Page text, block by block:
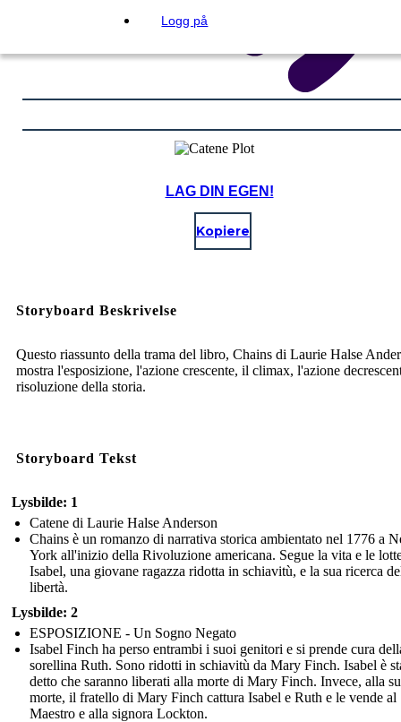
Logg på
LAG DIN EGEN!
Kopiere
Storyboard Beskrivelse
Questo riassunto della trama del libro, Chains di Laurie Halse
mostra l'esposizione, l'azione crescente, il climax, l'azione
risoluzione della storia.
Storyboard Tekst
Lysbilde: 1
Catene di Laurie Halse Anderson
Chains è un romanzo di narrativa storica ambientato nel 1776 a
York all'inizio della Rivoluzione americana. Segue la vita e le
Isabel, una giovane ragazza ridotta in schiavitù, e la sua ricerca
libertà.
Lysbilde: 2
ESPOSIZIONE - Un Sogno Negato
Isabel Finch ha perso entrambi i suoi genitori e si prende cura
sorellina Ruth. Sono ridotti in schiavitù da Mary Finch. Isabel è
detto che saranno liberati alla morte di Mary Finch. Invece, alla
morte, il fratello di Mary Finch cattura Isabel e Ruth e le vende al
Maestro e alla signora Lockton.